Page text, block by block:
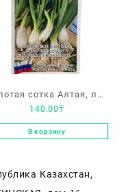
сотка Алтая, лук
слизун «Светлояр»
140.00₸
В корзину
Казахстан,